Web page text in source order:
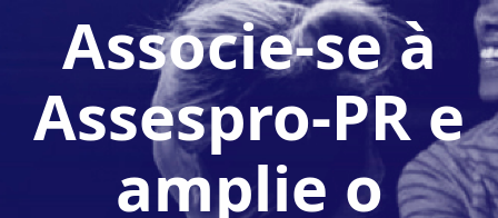
Associe-se à
Assespro-PR e
amplie o